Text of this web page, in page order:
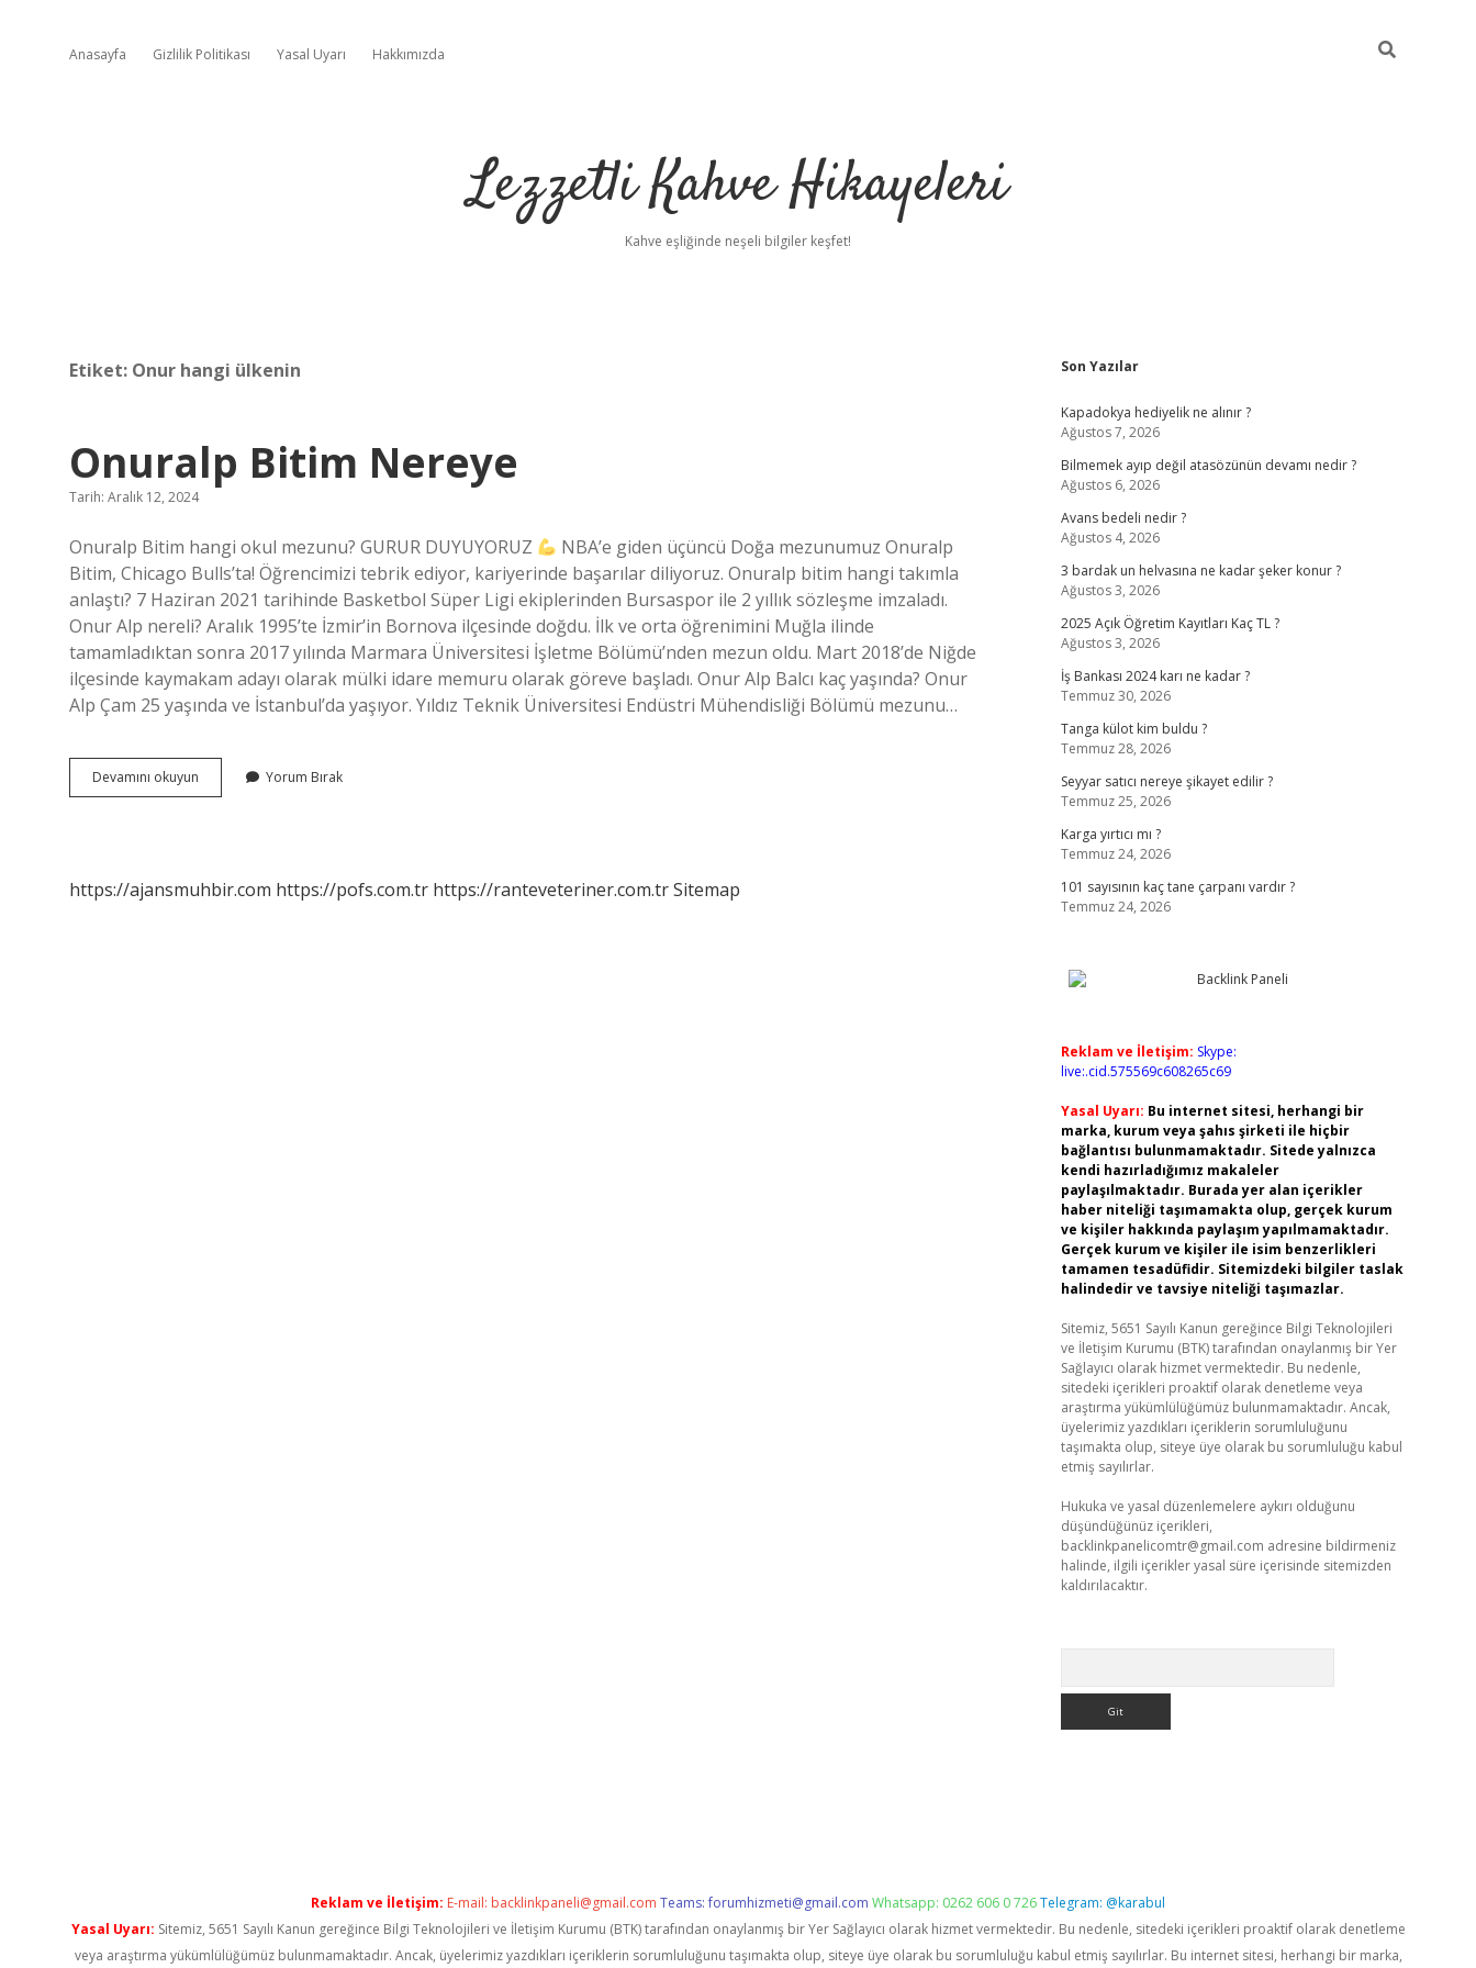
Anasayfa Gizlilik Politikası Yasal Uyarı Hakkımızda
Lezzetli Kahve Hikayeleri
Kahve eşliğinde neşeli bilgiler keşfet!
Etiket: Onur hangi ülkenin
Onuralp Bitim Nereye
Tarih: Aralık 12, 2024
Onuralp Bitim hangi okul mezunu? GURUR DUYUYORUZ
NBA’e giden üçüncü Doğa mezunumuz Onuralp
Bitim, Chicago Bulls’ta! Öğrencimizi tebrik ediyor, kariyerinde başarılar diliyoruz. Onuralp bitim hangi takımla
anlaştı? 7 Haziran 2021 tarihinde Basketbol Süper Ligi ekiplerinden Bursaspor ile 2 yıllık sözleşme imzaladı.
Onur Alp nereli? Aralık 1995’te İzmir’in Bornova ilçesinde doğdu. İlk ve orta öğrenimini Muğla ilinde
tamamladıktan sonra 2017 yılında Marmara Üniversitesi İşletme Bölümü’nden mezun oldu. Mart 2018’de Niğde
ilçesinde kaymakam adayı olarak mülki idare memuru olarak göreve başladı. Onur Alp Balcı kaç yaşında? Onur
Alp Çam 25 yaşında ve İstanbul’da yaşıyor. Yıldız Teknik Üniversitesi Endüstri Mühendisliği Bölümü mezunu…
Devamını okuyun Onuralp
Bitim
Yorum Bırak
https://ajansmuhbir.com https://pofs.com.tr https://ranteveteriner.com.trSitemap
Sidebar
Son Yazılar
Kapadokya hediyelik ne alınır ?
Ağustos 7, 2026
Bilmemek ayıp değil atasözünün devamı nedir ?
Ağustos 6, 2026
Avans bedeli nedir ?
Ağustos 4, 2026
3 bardak un helvasına ne kadar şeker konur ?
Ağustos 3, 2026
2025 Açık Öğretim Kayıtları Kaç TL ?
Ağustos 3, 2026
İş Bankası 2024 karı ne kadar ?
Temmuz 30, 2026
Tanga külot kim buldu ?
Temmuz 28, 2026
Seyyar satıcı nereye şikayet edilir ?
Temmuz 25, 2026
Karga yırtıcı mı ?
Temmuz 24, 2026
101 sayısının kaç tane çarpanı vardır ?
Temmuz 24, 2026
Reklam ve İletişim: Skype:
live:.cid.575569c608265c69
Yasal Uyarı: Bu internet sitesi, herhangi bir
marka, kurum veya şahıs şirketi ile hiçbir
bağlantısı bulunmamaktadır. Sitede yalnızca
kendi hazırladığımız makaleler
paylaşılmaktadır. Burada yer alan içerikler
haber niteliği taşımamakta olup, gerçek kurum
ve kişiler hakkında paylaşım yapılmamaktadır.
Gerçek kurum ve kişiler ile isim benzerlikleri
tamamen tesadüfidir. Sitemizdeki bilgiler taslak
halindedir ve tavsiye niteliği taşımazlar.
Sitemiz, 5651 Sayılı Kanun gereğince Bilgi Teknolojileri
ve İletişim Kurumu (BTK) tarafından onaylanmış bir Yer
Sağlayıcı olarak hizmet vermektedir. Bu nedenle,
sitedeki içerikleri proaktif olarak denetleme veya
araştırma yükümlülüğümüz bulunmamaktadır. Ancak,
üyelerimiz yazdıkları içeriklerin sorumluluğunu
taşımakta olup, siteye üye olarak bu sorumluluğu kabul
etmiş sayılırlar.
Hukuka ve yasal düzenlemelere aykırı olduğunu
düşündüğünüz içerikleri,
backlinkpanelicomtr@gmail.com adresine bildirmeniz
halinde, ilgili içerikler yasal süre içerisinde sitemizden
kaldırılacaktır.
Reklam ve İletişim: E-mail: backlinkpaneli@gmail.com Teams:forumhizmeti@gmail.com Whatsapp: 0262 606 0 726Telegram: @karabul
Yasal Uyarı: Sitemiz, 5651 Sayılı Kanun gereğince Bilgi Teknolojileri ve İletişim Kurumu (BTK) tarafından onaylanmış bir Yer Sağlayıcı olarak hizmet vermektedir. Bu nedenle, sitedeki içerikleri proaktif olarak denetleme
veya araştırma yükümlülüğümüz bulunmamaktadır. Ancak, üyelerimiz yazdıkları içeriklerin sorumluluğunu taşımakta olup, siteye üye olarak bu sorumluluğu kabul etmiş sayılırlar. Bu internet sitesi, herhangi bir marka,